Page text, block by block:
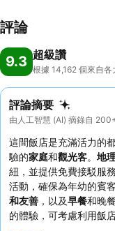
評論
9.3 超級讚
根據 14,162 個來自各
評論摘要
由人工智慧 (AI) 摘錄自
這間飯店是充滿活力的
驗的家庭和觀光客。 地
紐，並提供免費接駁服
活動，確保為年幼的賓
和友善 ，以及早餐和晚
的體驗，可考慮利用飯